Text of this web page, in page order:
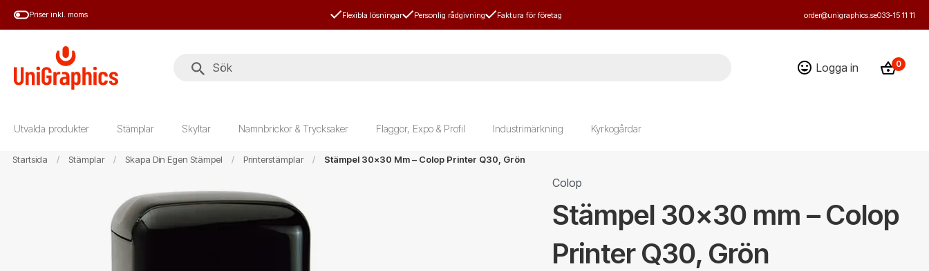
HoppaPriser inkl. moms Flexibla lösningar Personlig rådgivning Faktura för företag order@unigraphics.se033-15 11 11
Logga in 0
Utvalda produkter Stämplar Skyltar Namnbrickor & Trycksaker Flaggor, Expo & Profil Industrimärkning Kyrkogårdar
Startsida Stämplar Skapa Din Egen Stämpel Printerstämplar Stämpel 30x30 Mm – Colop Printer Q30, Grön
Colop
Stämpel 30x30 mm – Colop
Printer Q30, Grön